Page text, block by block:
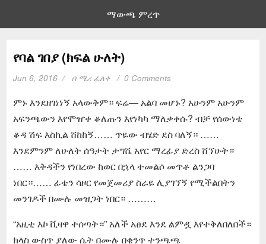
ማውጫ ምረጥ
የባል ገበያ (ክፍል ሁለት)
Jun 6, 2016 በ ሜሪ ፈለቀ 0 Comments
ምኑ እንደዘገነነኝ አላውቅም። ፍሬ— አልባ መሆኑ? አሁንም አሁንም
አፍንጫውን እየሞዠቀ ቆለጡን እየነካካ ማለቃቀሱ? ብቻ የሰውነቴ
ቆዳ ሽፍ እስኪል ሸከከኝ…… ጥዬው ብሄድ ደስ ባለኝ። ……
እንደምንም ለሁለት ሰዓታት ታግሼ አየር ማረፊያ ድረስ ሸኘሁት።
…… እቅዳችን የነበረው ከወር በኋላ ተመልሶ መጥቶ ልንጋባ
ነበር።…… ፊቴን ሳዞር የመጀመሪያ ስራዬ ሊያገኘኝ የሚችልበትን
መንገዶች በሙሉ መዝጋት ነበር። ………
“አዚቲ እኮ ቪዛዋ ተሰጣት።” አለች አፀደ እንደ ልምዷ እየተቅለበለበች።
ክላስ ውስጥ ያለው ሴት በሙሉ በቄንጥ ተንጫጫ